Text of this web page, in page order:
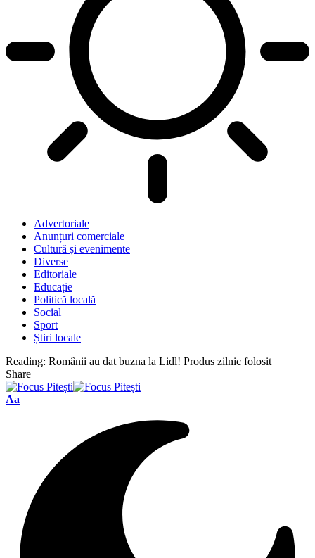
Advertoriale
Anunțuri comerciale
Cultură și evenimente
Diverse
Editoriale
Educație
Politică locală
Social
Sport
Știri locale
Reading: Românii au dat buzna la Lidl! Produs zilnic folosit
Share
Font
Aa